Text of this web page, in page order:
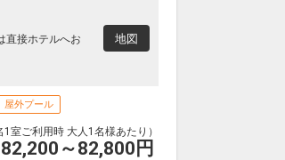
温泉を源泉掛け流しで楽し
た開放的な露天風呂が人気で
1人様1泊あたり2,000円（税
直接ホテルへお
地図
屋外プール
1室ご利用時 大人1名様あたり）
82,200～82,800 円